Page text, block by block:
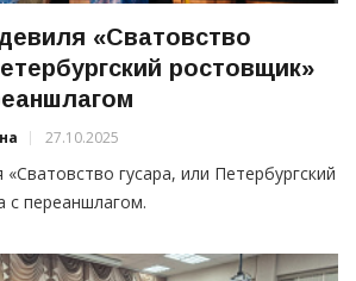
«Сватовство
ростовщик»
27.10.2025
гусара, или Петербургский
с переаншлагом.